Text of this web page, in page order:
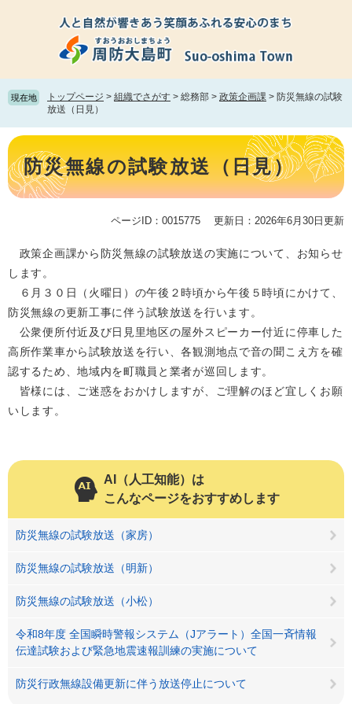
頭
で
飛
ば
て
文
へ
現在地 トップページ > 組織でさがす > 総務部 > 政策企画課 > 防災無線の試験
放送（日見）
本
文 防災無線の試験放送（日見）
ページID：0015775 更新日：2026年6月30日更新
政策企画課から防災無線の試験放送の実施について、お知らせ
します。
６月３０日（火曜日）の午後２時頃から午後５時頃にかけて、
防災無線の更新工事に伴う試験放送を行います。
公衆便所付近及び日見里地区の屋外スピーカー付近に停車した
高所作業車から試験放送を行い、各観測地点で音の聞こえ方を確
認するため、地域内を町職員と業者が巡回します。
皆様には、ご迷惑をおかけしますが、ご理解のほど宜しくお願
いします。
AI（人工知能）は
こんなページをおすすめします
防災無線の試験放送（家房）
防災無線の試験放送（明新）
防災無線の試験放送（小松）
令和8年度 全国瞬時警報システム（Jアラート）全国一斉情報
伝達試験および緊急地震速報訓練の実施について
防災行政無線設備更新に伴う放送停止について